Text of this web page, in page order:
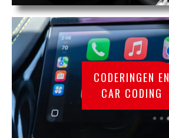
CODERINGEN EN
CAR CODING